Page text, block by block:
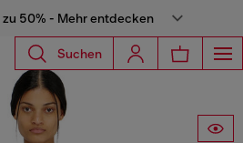
50% - Mehr entdecken
Suchen